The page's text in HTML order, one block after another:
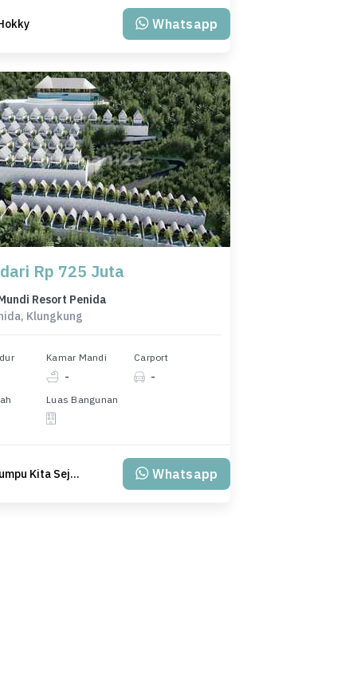
Whatsapp
Rp 725 Juta
Resort Penida
Klungkung
Kamar Mandi
-
Carport
-
Luas Bangunan
PT Klumpu Kita Sejahtera Whatsapp